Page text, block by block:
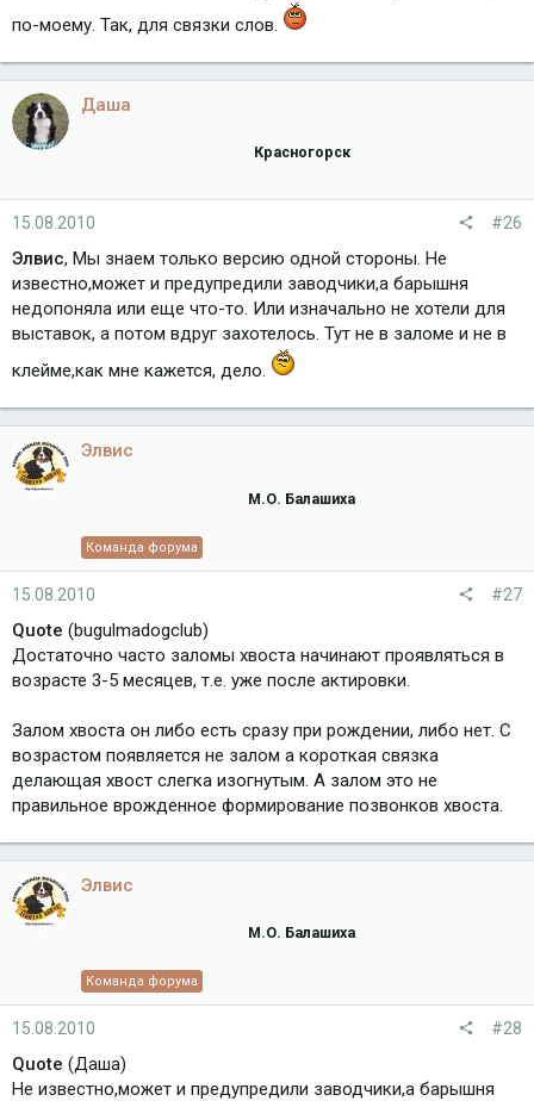
по-моему. Так, для связки слов.
Даша
Красногорск
15.08.2010 #26
Элвис, Мы знаем только версию одной стороны. Не
известно,может и предупредили заводчики,а барышня
недопоняла или еще что-то. Или изначально не хотели для
выставок, а потом вдруг захотелось. Тут не в заломе и не в
клейме,как мне кажется, дело.
Элвис
М.О. Балашиха
Команда форума
15.08.2010 #27
Quote (bugulmadogclub)
Достаточно часто заломы хвоста начинают проявляться в
возрасте 3-5 месяцев, т.е. уже после актировки.
Залом хвоста он либо есть сразу при рождении, либо нет. С
возрастом появляется не залом а короткая связка
делающая хвост слегка изогнутым. А залом это не
правильное врожденное формирование позвонков хвоста.
Элвис
М.О. Балашиха
Команда форума
15.08.2010 #28
Quote (Даша)
Не известно,может и предупредили заводчики,а барышня